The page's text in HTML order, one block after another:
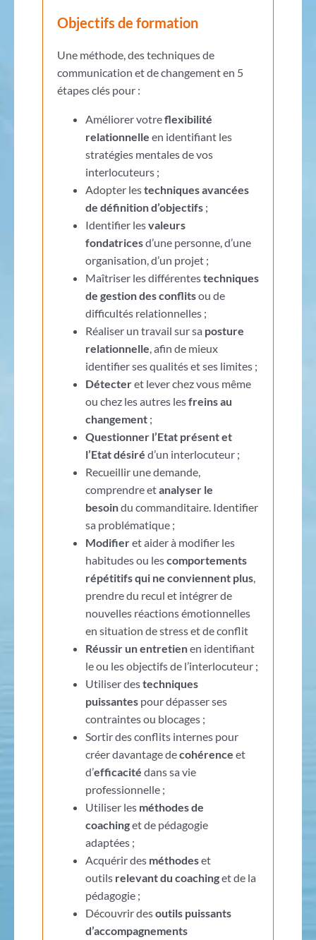
Objectifs de formation
Une méthode, des techniques de
communication et de changement en 5
étapes clés pour :
Améliorer votreflexibilité
relationnelle en identifiant les
stratégies mentales de vos
interlocuteurs ;
Adopter lestechniques avancées
de définition d’objectifs;
Identifier lesvaleurs
fondatricesd’une personne, d’une
organisation, d’un projet ;
Maîtriser les différentestechniques
de gestion des conflitsou de
difficultés relationnelles ;
Réaliser un travail sur sa posture
relationnelle, afin de mieux
identifier ses qualités et ses limites ;
Détecteret lever chez vous même
ou chez les autres lesfreins au
changement;
Questionner l’Etat présent et
l’Etat désiré d’un interlocuteur ;
Recueillir une demande,
comprendre etanalyser le
besoindu commanditaire. Identifier
sa problématique ;
Modifieret aider à modifier les
habitudes ou lescomportements
répétitifs qui ne conviennent plus,
prendre du recul et intégrer de
nouvelles réactions émotionnelles
en situation de stress et de conflit
Réussir un entretienen identifiant
le ou les objectifs de l’interlocuteur ;
Utiliser destechniques
puissantespour dépasser ses
contraintes ou blocages ;
Sortir des conflits internes pour
créer davantage decohérence et
d’efficacité dans sa vie
professionnelle ;
Utiliser les méthodes de
coachinget de pédagogie
adaptées ;
Acquérir des méthodeset
outils relevant du coachinget de la
pédagogie ;
Découvrir desoutils puissants
d’accompagnements